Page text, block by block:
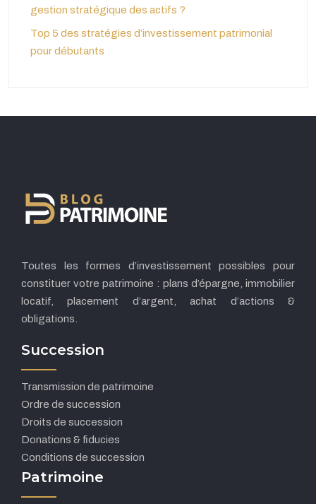
gestion stratégique des actifs ?
Top 5 des stratégies d’investissement patrimonial
pour débutants
Toutes les formes d’investissement possibles pour
constituer votre patrimoine : plans d’épargne, immobilier
locatif, placement d’argent, achat d’actions &
obligations.
Succession
Transmission de patrimoine
Ordre de succession
Droits de succession
Donations & fiducies
Conditions de succession
Patrimoine